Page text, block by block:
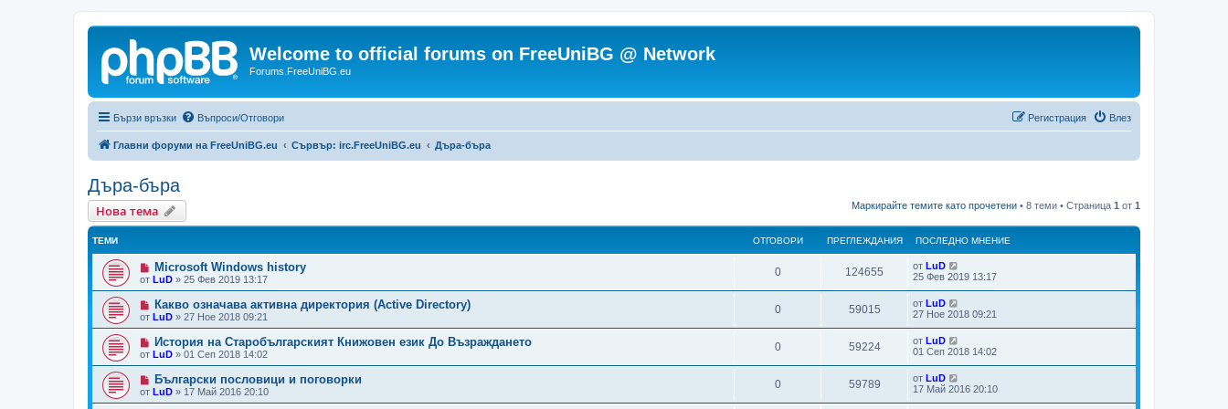
Welcome to official forums on FreeUniBG @ Network
Forums.FreeUniBG.eu
Бързи връзки Въпроси/Отговори Влез
Регистрация
Главни форуми на FreeUniBG.eu Сървър: irc.FreeUniBG.eu Дъра-бъра
Дъра-бъра
Нова тема Маркирайте темите като прочетени • 8 теми • Страница 1 от 1
ТЕМИ ОТГОВОРИ ПРЕГЛЕЖДАНИЯ ПОСЛЕДНО МНЕНИЕ
Microsoft Windows history
от LuD » 25 Фев 2019 13:17
0О
т
о
в
о
124655
р
л
П
л
е
д
н
о
м
н
е
н
и
от LuD
25 Фев 2019 13:17
Какво означава активна директория (Active Directory)
от LuD » 27 Ное 2018 09:21
0О
т
о
в
59015П
р
г
л
П
л
е
д
н
о
м
от LuD
27 Ное 2018 09:21
История на Старобългарският Книжовен език До Възраждането
от LuD » 01 Сеп 2018 14:02
0О
т
59224П
р
П
л
е
д
от LuD
01 Сеп 2018 14:02
Български пословици и поговорки
от LuD » 17 Май 2016 20:10
0О
59789П
П
от LuD
17 Май 2016 20:10